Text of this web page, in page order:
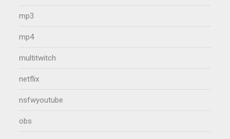
mp3
mp4
multitwitch
netflix
nsfwyoutube
obs